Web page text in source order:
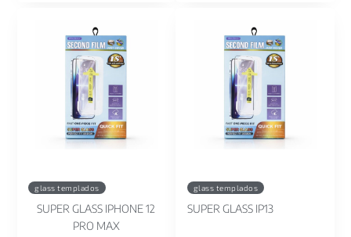
glass templados
SUPER GLASS IPHONE 12
PRO MAX
glass templados
SUPER GLASS IP13